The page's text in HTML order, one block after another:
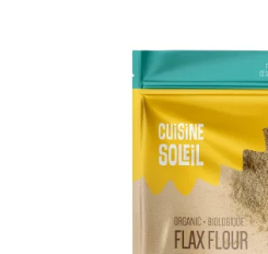
AJOUTER AU PANIER